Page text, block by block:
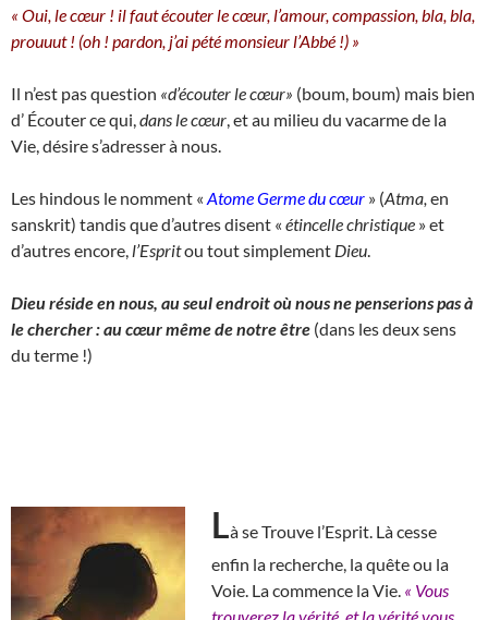
« Oui, le cœur ! il faut écouter le cœur, l’amour, compassion, bla, bla,
prouuut ! (oh ! pardon, j’ai pété monsieur l’Abbé !) »
Il n’est pas question «d’écouter le cœur» (boum, boum) mais bien
d’ Écouter ce qui, dans le cœur , et au milieu du vacarme de la
Vie, désire s’adresser à nous.
Les hindous le nomment « Atome Germe du cœur » (Atma, en
sanskrit) tandis que d’autres disent « étincelle christique » et
d’autres encore, l’Espritou tout simplement Dieu
Dieu réside en nous, au seul endroit où nous ne penserions pas à
le chercher : au cœur même de notre être (dans les deux sens
du terme !)
Là se Trouve l’Esprit. Là cesse
enfin la recherche, la quête ou la
Voie. La commence la Vie. « Vous
trouverez la vérité, et la vérité vous